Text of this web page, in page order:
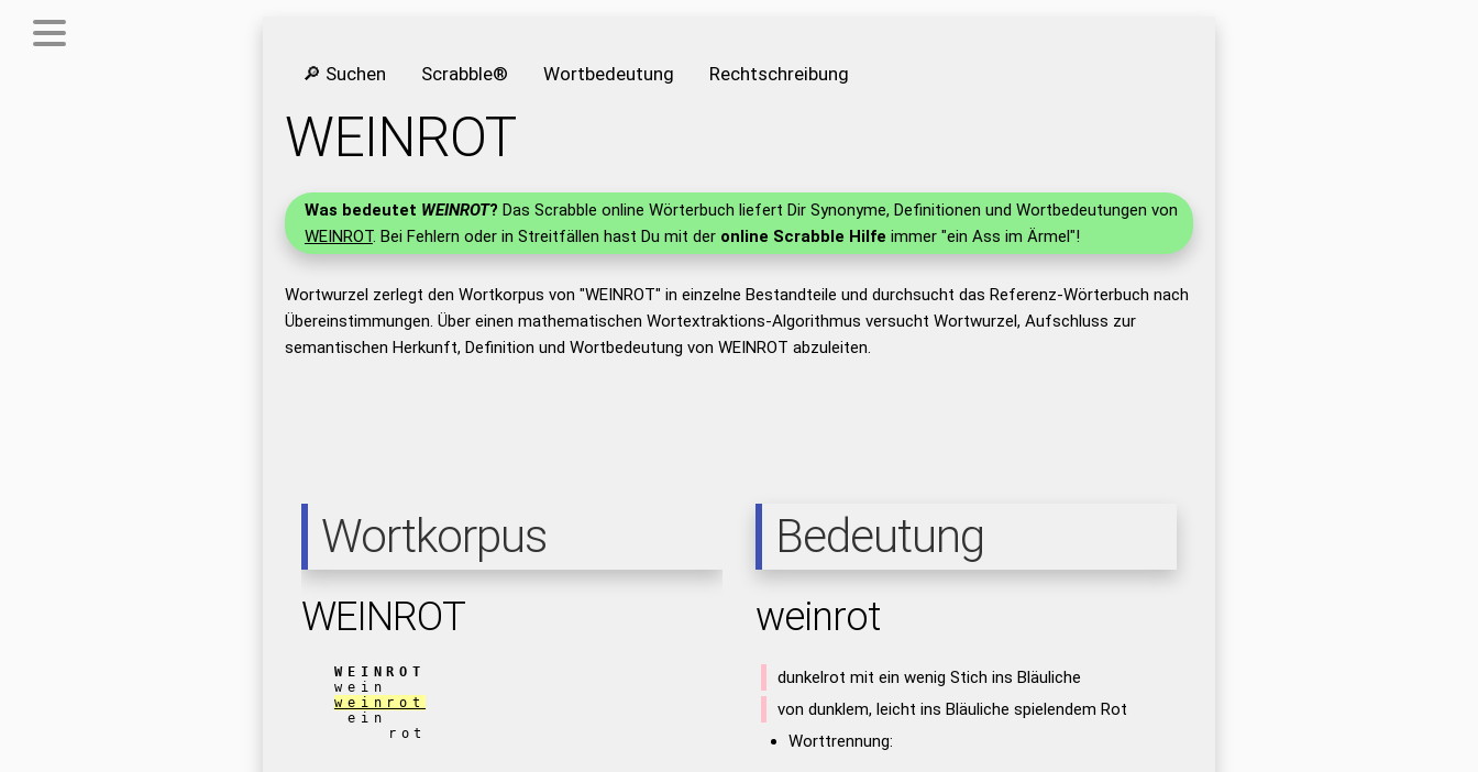
🔎 Suchen Scrabble® Wortbedeutung Rechtschreibung
WEINROT
Was bedeutet WEINROT? Das Scrabble online Wörterbuch liefert Dir Synonyme, Definitionen und Wortbedeutungen von
WEINROT. Bei Fehlern oder in Streitfällen hast Du mit der online Scrabble Hilfe immer "ein Ass im Ärmel"!
Wortwurzel zerlegt den Wortkorpus von "WEINROT" in einzelne Bestandteile und durchsucht das Referenz-Wörterbuch nach
Übereinstimmungen. Über einen mathematischen Wortextraktions-Algorithmus versucht Wortwurzel, Aufschluss zur
semantischen Herkunft, Definition und Wortbedeutung von WEINROT abzuleiten.
Wortkorpus
WEINROT
WEINROT
wein
weinrot
ein
rot
Bedeutung
weinrot
dunkelrot mit ein wenig Stich ins Bläuliche
von dunklem, leicht ins Bläuliche spielendem Rot
Worttrennung: